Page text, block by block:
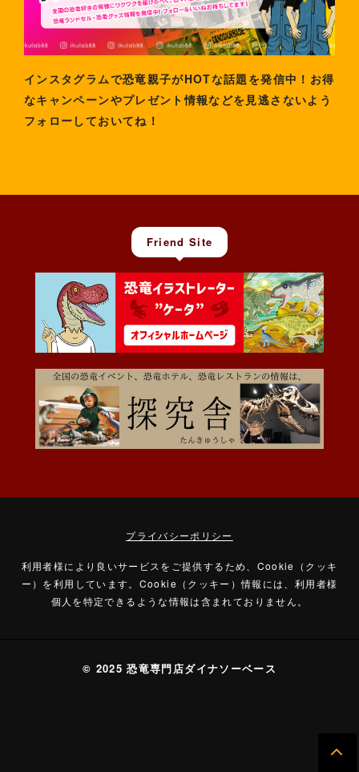
インスタグラムで恐竜親子がHOTな話題を発信中！お得
なキャンペーンやプレゼント情報などを見逃さないよう
フォローしておいてね！
Friend Site
プライバシーポリシー
利用者様により良いサービスをご提供するため、Cookie（クッキ
ー）を利用しています。 Cookie（クッキー）情報には、利用者様
個人を特定できるような情報は含まれておりません。
© 2025 恐竜専門店ダイナソーベース